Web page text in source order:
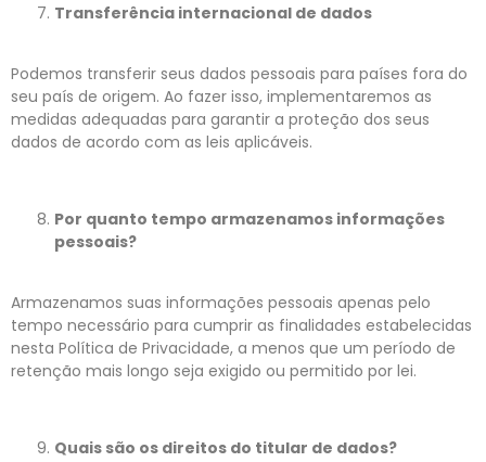
Transferência internacional de dados
Podemos transferir seus dados pessoais para países fora do
seu país de origem. Ao fazer isso, implementaremos as
medidas adequadas para garantir a proteção dos seus
dados de acordo com as leis aplicáveis.
Por quanto tempo armazenamos informações
pessoais?
Armazenamos suas informações pessoais apenas pelo
tempo necessário para cumprir as finalidades estabelecidas
nesta Política de Privacidade, a menos que um período de
retenção mais longo seja exigido ou permitido por lei.
Quais são os direitos do titular de dados?